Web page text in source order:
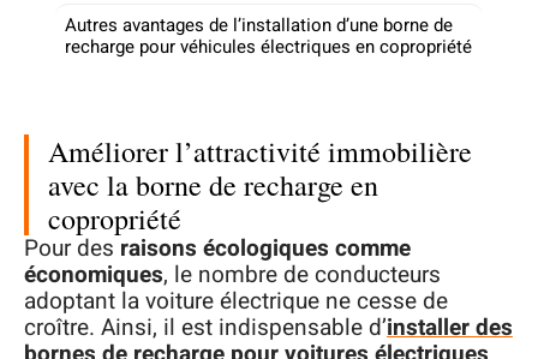
Autres avantages de l’installation d’une borne de
recharge pour véhicules électriques en copropriété
Améliorer l’attractivité immobilière
avec la borne de recharge en
copropriété
Pour des raisons écologiques comme
économiques, le nombre de conducteurs
adoptant la voiture électrique ne cesse de
croître. Ainsi, il est indispensable d’installer des